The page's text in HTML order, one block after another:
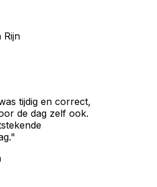
Rijn
tijdig en correct,
de dag zelf ook.